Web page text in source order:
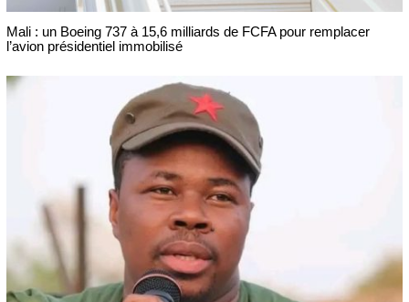
Mali : un Boeing 737 à 15,6 milliards de FCFA pour remplacer
l’avion présidentiel immobilisé